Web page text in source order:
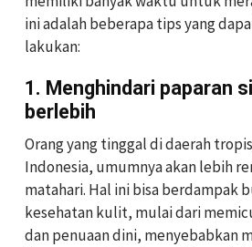
ini adalah beberapa tips yang
lakukan:
1. Menghindari paparan
berlebih
Orang yang tinggal di daerah
Indonesia, umumnya akan lebih
matahari. Hal ini bisa berdampak
kesehatan kulit, mulai dari
dan penuaan dini, menyebabkan